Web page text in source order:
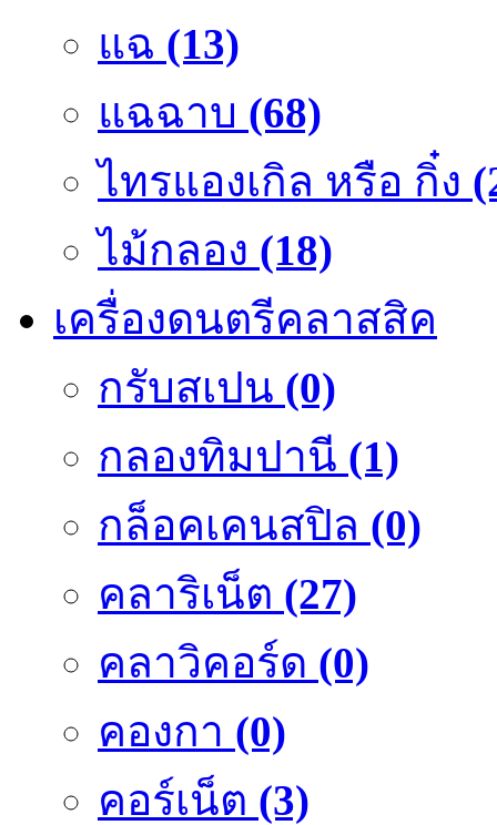
แฉ (13)
แฉฉาบ (68)
ไทรแองเกิล หรือ กิ๋ง
ไม้กลอง (18)
เครื่องดนตรีคลาสสิค
กรับสเปน (0)
กลองทิมปานี (1)
กล็อคเคนสปิล (0)
คลาริเน็ต (27)
คลาวิคอร์ด (0)
คองกา (0)
คอร์เน็ต (3)